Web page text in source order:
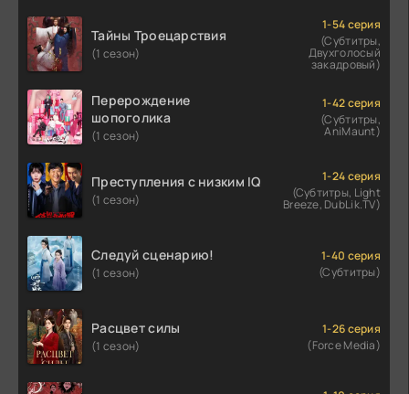
Тайны Троецарствия
(1 сезон)
1-54 серия
(Субтитры,
Двухголосый
закадровый)
Перерождение
шопоголика
(1 сезон)
1-42 серия
(Субтитры,
AniMaunt)
Преступления с низким IQ
(1 сезон)
1-24 серия
(Субтитры, Light
Breeze, DubLik.TV)
Следуй сценарию!
(1 сезон)
1-40 серия
(Субтитры)
Расцвет силы
(1 сезон)
1-26 серия
(Force Media)